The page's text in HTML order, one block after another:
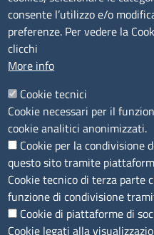
Camera di Commercio,
Agricoltura di Sassari
PEC
P.IVA01047570906
Codice Fiscale
Codice Univoco per le
LINK UTILI
Segnalazione di illecito
Amministrazione
consente l’utilizzo e/o
preferenze. Per vedere la
clicchi
More info
Cookie tecnici
Cookie necessari per il
cookie analitici anonimizzati.
Cookie per la condivisione
questo sito tramite
Cookie tecnico di terza parte
funzione di condivisione
Cookie di piattaforme di
Cookie legati alla